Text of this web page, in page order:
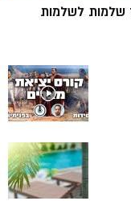
שלמות לשלמות